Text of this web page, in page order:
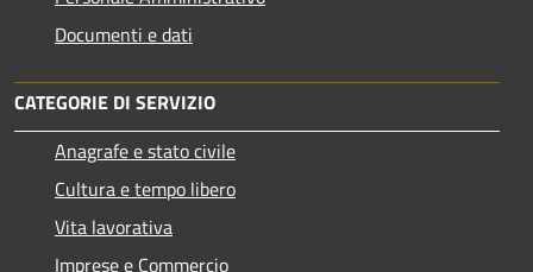
Documenti e dati
CATEGORIE DI SERVIZIO
Anagrafe e stato civile
Cultura e tempo libero
Vita lavorativa
Imprese e Commercio